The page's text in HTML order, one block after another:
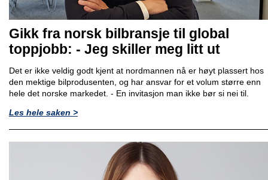
Gikk fra norsk bilbransje til global
toppjobb: - Jeg skiller meg litt ut
Det er ikke veldig godt kjent at nordmannen nå er høyt plassert hos
den mektige bilprodusenten, og har ansvar for et volum større enn
hele det norske markedet. - En invitasjon man ikke bør si nei til.
Les hele saken >